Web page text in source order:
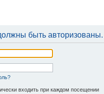
быть авторизованы.
входить при каждом посещении